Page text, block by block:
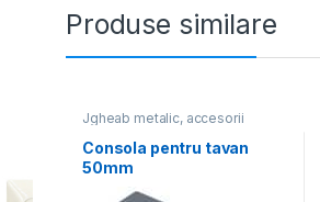
Produse similare
Jgheab metalic, accesorii
Consola pentru tavan
50mm